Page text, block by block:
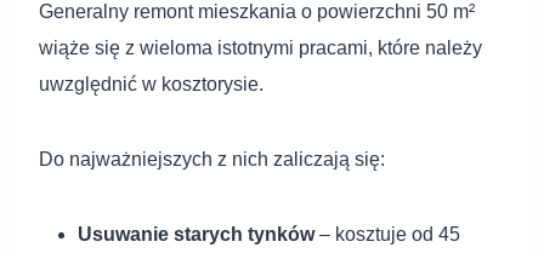
Generalny remont mieszkania o powierzchni 50 m²
wiąże się z wieloma istotnymi pracami, które należy
uwzględnić w kosztorysie.
Do najważniejszych z nich zaliczają się:
Usuwanie starych tynków– kosztuje od 45